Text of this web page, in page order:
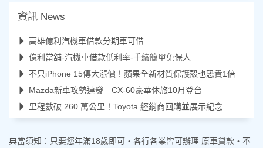
資訊 News
高雄億利汽機車借款分期車可借
億利當舖-汽機車借款低利率-手續簡單免保人
不只iPhone 15傳大漲價！蘋果全新材質保護殼也恐貴1倍
Mazda新車攻勢連發 CX-60豪華休旅10月登台
里程數破 260 萬公里！Toyota 經銷商回購並展示紀念
典當須知：只要您年滿18歲即可‧各行各業皆可辦理 原車貸款‧不